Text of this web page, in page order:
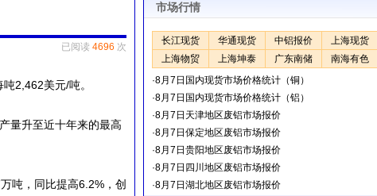
已阅读 4696 次
2,462美元/吨。
量升至近十年来的最高
吨，同比提高6.2%，创
市场行情
长江现货 华通现货 中铝报价
上海现货
上海物贸
上海坤泰 广东南储
南海有色
·8月7日国内现货市场价格统计（铜）
·8月7日国内现货市场价格统计（铝）
·8月7日天津地区废铝市场报价
·8月7日保定地区废铝市场报价
·8月7日贵阳地区废铝市场报价
·8月7日四川地区废铝市场报价
·8月7日湖北地区废铝市场报价